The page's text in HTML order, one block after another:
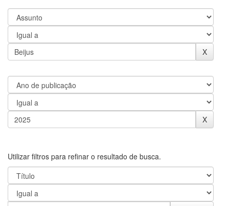
Utilizar filtros para refinar o resultado de busca.